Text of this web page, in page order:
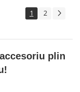
1 2
plin